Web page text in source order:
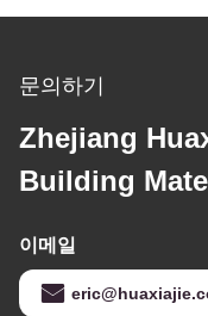
문의하기
Zhejiang
Building
이메일